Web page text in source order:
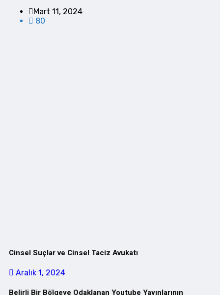
Mart 11, 2024
80
Cinsel Suçlar ve Cinsel Taciz Avukatı
Aralık 1, 2024
Belirli Bir Bölgeye Odaklanan Youtube Yayınlarının